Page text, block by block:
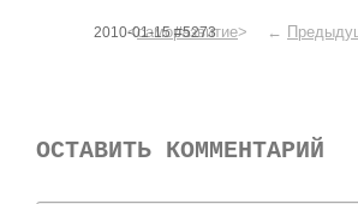
2010-01-15 #5273
<саморазвитие> ←
ОСТАВИТЬ КОММЕНТАРИЙ